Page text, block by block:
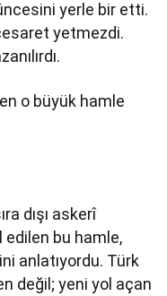
yerle bir etti.
yetmezdi.
o büyük hamle
dışı askerî
bu hamle,
anlatıyordu. Türk
değil; yeni yol açan